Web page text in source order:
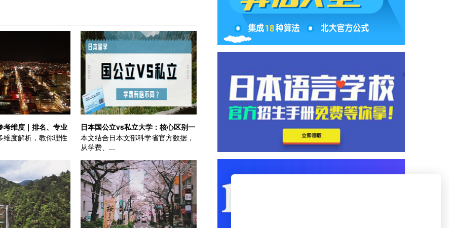
考维度｜排名、专业
综合解析
维度解析，教你理性
日本国公立vs私立大学：核心区别一
篇讲清|日本留学
本文结合日本文部科学省官方数据，
从学费、...